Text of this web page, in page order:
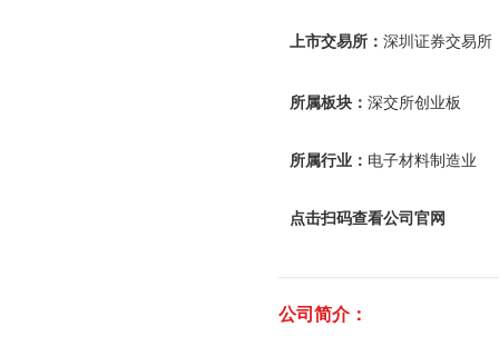
上市交易所： 深圳证券交易所
所属板块： 深交所创业板
所属行业： 电子材料制造业
点击扫码查看公司官网
公司简介：